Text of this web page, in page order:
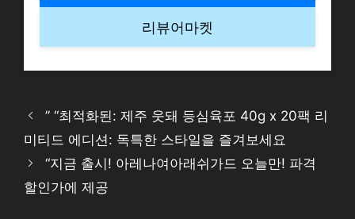
리뷰어마켓
” “최적화된: 제주 웃돼 등심육포 40g x 20팩 리
미티드 에디션: 독특한 스타일을 즐겨보세요
“지금 출시! 아레나여아래쉬가드 오늘만! 파격
할인가에 제공